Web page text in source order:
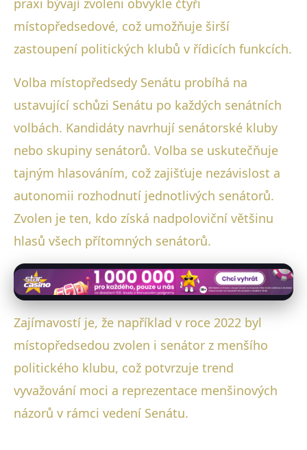
praxi bývají zvoleni obvykle čtyři
místopředsedové, což umožňuje širší
zastoupení politických klubů v řídicích funkcích.
Volba místopředsedy Senátu probíhá na
ustavující schůzi Senátu po každých senátních
volbách. Kandidáty navrhují senátorské kluby
nebo skupiny senátorů. Volba se uskutečňuje
tajným hlasováním, což zajišťuje nezávislost a
autonomii rozhodnutí jednotlivých senátorů.
Zvolen je ten, kdo získá nadpoloviční většinu
hlasů všech přítomných senátorů.
Zajímavostí je, že například v roce 2022 byl
místopředsedou zvolen i senátor z menšího
politického klubu, což potvrzuje trend
vyvažování moci a reprezentace menšinových
názorů v rámci vedení Senátu.